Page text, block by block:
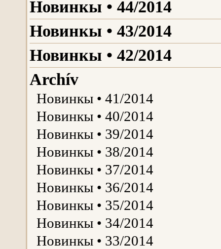
Новинкы • 44/2014
Новинкы • 43/2014
Новинкы • 42/2014
Archív
Новинкы • 41/2014
Новинкы • 40/2014
Новинкы • 39/2014
Новинкы • 38/2014
Новинкы • 37/2014
Новинкы • 36/2014
Новинкы • 35/2014
Новинкы • 34/2014
Новинкы • 33/2014